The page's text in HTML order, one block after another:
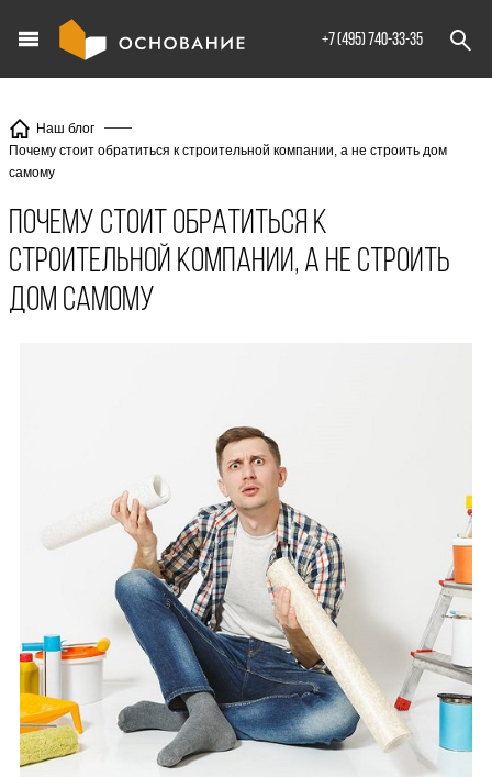
+7 (495) 740-33-35
Наш блог
Почему стоит обратиться к строительной компании, а не строить дом
самому
Почему стоит обратиться к
строительной компании, а не строить
дом самому